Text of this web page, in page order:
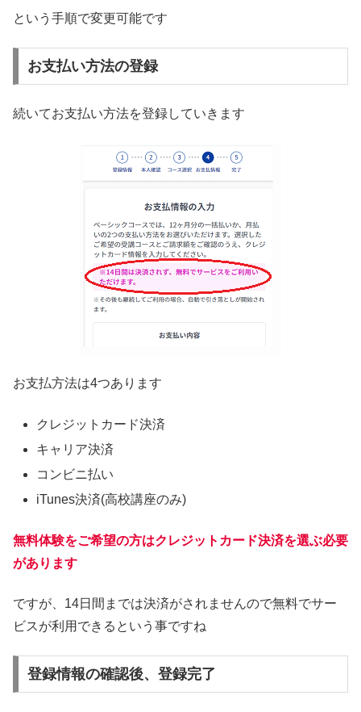
という手順で変更可能です
お支払い方法の登録
続いてお支払い方法を登録していきます
お支払方法は4つあります
クレジットカード決済
キャリア決済
コンビニ払い
iTunes決済(高校講座のみ)
無料体験をご希望の方はクレジットカード決済を選ぶ必要
があります
ですが、14日間までは決済がされませんので無料でサー
ビスが利用できるという事ですね
登録情報の確認後、登録完了